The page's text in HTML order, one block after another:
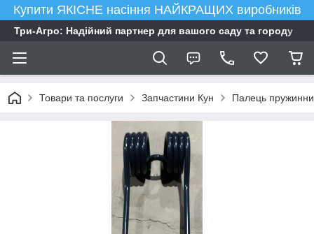
Купити ЯКІСНЕ насіння НАЙКРАЩИХ виробників
Три-Агро: Надійний партнер для вашого саду та городу
Товари та послуги Запчастини Кун Палець